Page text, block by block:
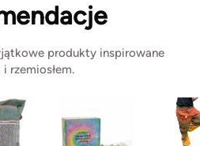
produkty inspirowane
rzemiosłem.